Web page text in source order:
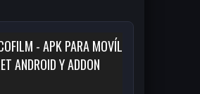
- APK PARA MOVÍL
ANDROID Y ADDON